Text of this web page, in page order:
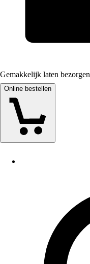
Gemakkelijk laten bezorgen
Online bestellen